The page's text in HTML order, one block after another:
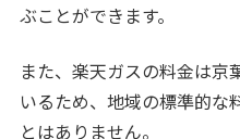
ぶことができます。
また、楽天ガスの料金は京
いるため、地域の標準的な
とはありません。